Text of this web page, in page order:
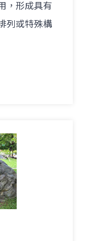
，形成具有
列或特殊構